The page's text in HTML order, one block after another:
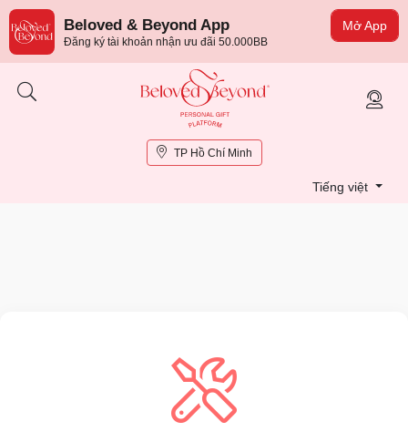
Mở App
Beloved & Beyond App
Đăng ký tài khoản nhận ưu đãi 50.000BB
TP Hồ Chí Minh
Tiếng việt